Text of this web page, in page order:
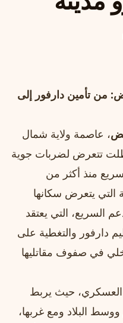
من تأمين دارفور إلى
، عاصمة ولاية شمال
تتعرض لضربات جوية
منذ أكثر من
التي يتعرض سكانها
السريع، التي يعتقد
دارفور والتغطية على
في صفوف مقاتليها
حيث يربط
البلاد ومع غربها،